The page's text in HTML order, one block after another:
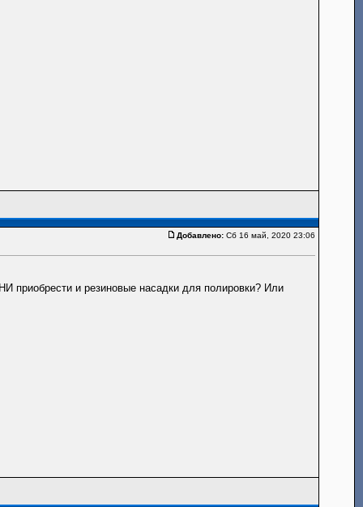
Добавлено:Сб 16 май, 2020 23:06
приобрести и резиновые насадки для полировки? Или